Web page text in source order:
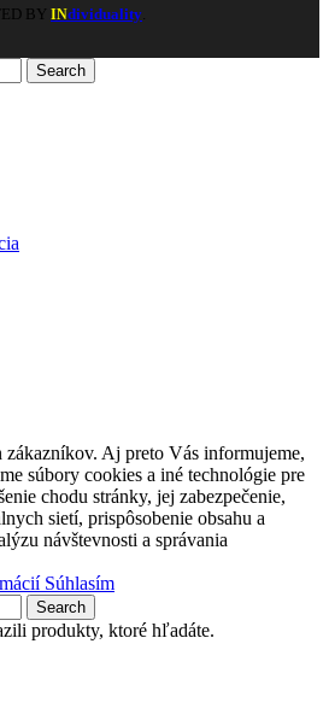
BY INdividuality
Search
zákazníkov. Aj preto Vás informujeme,
súbory cookies a iné technológie pre
chodu stránky, jej zabezpečenie,
sietí, prispôsobenie obsahu a
návštevnosti a správania
Súhlasím
Search
produkty, ktoré hľadáte.